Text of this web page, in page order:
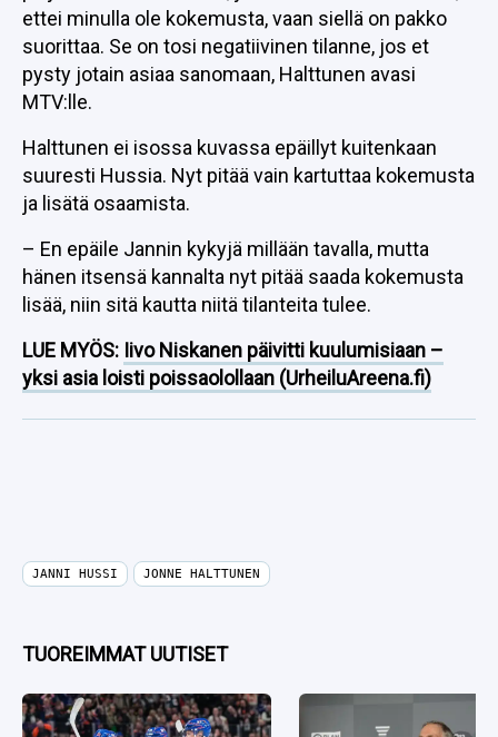
ettei minulla ole kokemusta, vaan siellä on pakko
suorittaa. Se on tosi negatiivinen tilanne, jos et
pysty jotain asiaa sanomaan, Halttunen avasi
MTV:lle.
Halttunen ei isossa kuvassa epäillyt kuitenkaan
suuresti Hussia. Nyt pitää vain kartuttaa kokemusta
ja lisätä osaamista.
– En epäile Jannin kykyjä millään tavalla, mutta
hänen itsensä kannalta nyt pitää saada kokemusta
lisää, niin sitä kautta niitä tilanteita tulee.
LUE MYÖS: Iivo Niskanen päivitti kuulumisiaan –
yksi asia loisti poissaolollaan (UrheiluAreena.fi)
JANNI HUSSI JONNE HALTTUNEN
TUOREIMMAT UUTISET